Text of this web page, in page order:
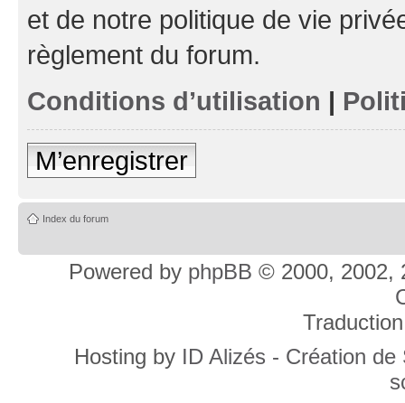
et de notre politique de vie
règlement du forum.
Conditions d’utilisation |
M’enregistrer
Index du forum
Powered by phpBB © 2000, 2002,
Hosting by ID Alizés - Création